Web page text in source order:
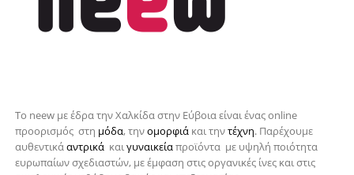
Το neew με έδρα την Xαλκίδα στην Εύβοια είναι ένας online
προορισμός στη μόδα, τηνομορφιά και τηντέχνη. Παρέχουμε
αυθεντικάαντρικά καιγυναικείαπροϊόντα με υψηλή ποιότητα
ευρωπαίων σχεδιαστών, με έμφαση στις οργανικές ίνες και στις